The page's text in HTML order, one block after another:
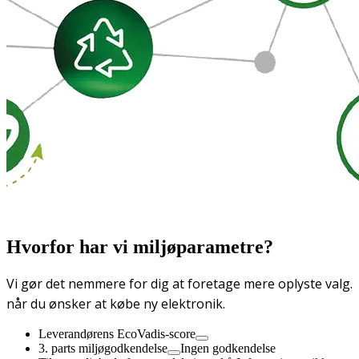
Hvorfor har vi miljøparametre?
Vi gør det nemmere for dig at foretage mere oplyste valg.
når du ønsker at købe ny elektronik.
Leverandørens EcoVadis-score
3. parts miljøgodkendelse
Ingen godkendelse